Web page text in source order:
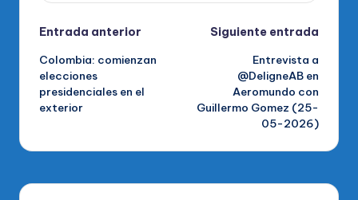
Navegación
de
entradas
Entrada anterior
Colombia: comienzan
elecciones
presidenciales en el
exterior
Siguiente entrada
Entrevista a
@DeligneAB en
Aeromundo con
Guillermo Gomez (25-
05-2026)